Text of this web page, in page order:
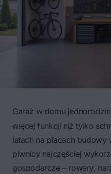
Garaż w domu
więcej funkcji niż tylko
latach na placach
piwnicy najczęściej
gospodarcze – rowery,